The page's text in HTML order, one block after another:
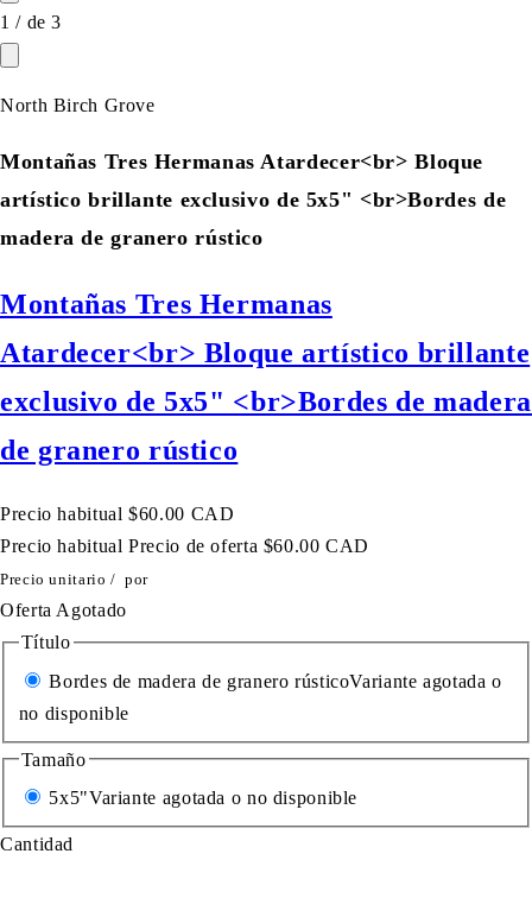
1 / de 3
North Birch Grove
Montañas Tres Hermanas Atardecer<br> Bloque
artístico brillante exclusivo de 5x5" <br>Bordes de
madera de granero rústico
Montañas Tres Hermanas
Atardecer<br> Bloque artístico brillante
exclusivo de 5x5" <br>Bordes de madera
de granero rústico
Precio habitual $60.00 CAD
Precio habitual Precio de oferta $60.00 CAD
Precio unitario / por
Oferta Agotado
Título
Bordes de madera de granero rústicoVariante agotada o
no disponible
Tamaño
5x5"Variante agotada o no disponible
Cantidad